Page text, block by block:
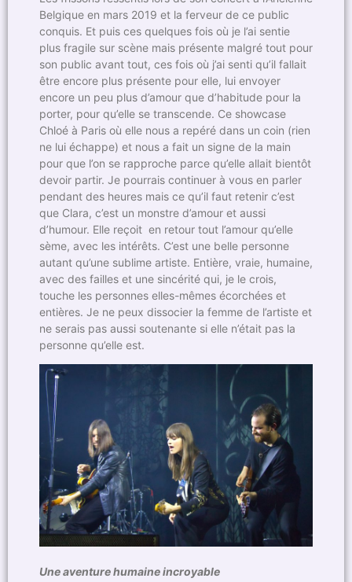
Belgique en mars 2019 et la ferveur de ce public
conquis. Et puis ces quelques fois où je l’ai sentie
plus fragile sur scène mais présente malgré tout pour
son public avant tout, ces fois où j’ai senti qu’il fallait
être encore plus présente pour elle, lui envoyer
encore un peu plus d’amour que d’habitude pour la
porter, pour qu’elle se transcende. Ce showcase
Chloé à Paris où elle nous a repéré dans un coin (rien
ne lui échappe) et nous a fait un signe de la main
pour que l’on se rapproche parce qu’elle allait bientôt
devoir partir. Je pourrais continuer à vous en parler
pendant des heures mais ce qu’il faut retenir c’est
que Clara, c’est un monstre d’amour et aussi
d’humour. Elle reçoit en retour tout l’amour qu’elle
sème, avec les intérêts. C’est une belle personne
autant qu’une sublime artiste. Entière, vraie, humaine,
avec des failles et une sincérité qui, je le crois,
touche les personnes elles-mêmes écorchées et
entières. Je ne peux dissocier la femme de l’artiste et
ne serais pas aussi soutenante si elle n’était pas la
personne qu’elle est.
Une aventure humaine incroyable